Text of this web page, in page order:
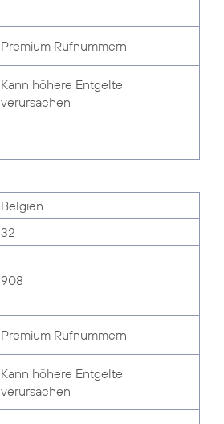
Premium Rufnummern
Kann höhere Entgelte
verursachen
Belgien
32
908
Premium Rufnummern
Kann höhere Entgelte
verursachen